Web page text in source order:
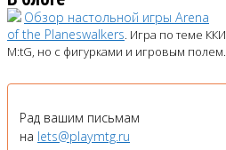
Обзор настольной игры Arena
of the Planeswalkers. Игра по теме ККИ
M:tG, но с фигурками и игровым полем.
Рад вашим письмам
на lets@playmtg.ru